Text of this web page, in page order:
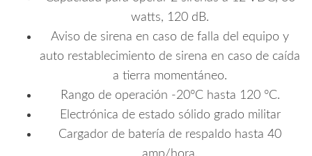
watts, 120 dB.
Aviso de sirena en caso de falla del equipo y
auto restablecimiento de sirena en caso de caída
a tierra momentáneo.
Rango de operación -20°C hasta 120 °C.
Electrónica de estado sólido grado militar
Cargador de batería de respaldo hasta 40